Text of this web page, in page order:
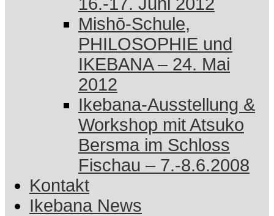
Mishō-Schule,
PHILOSOPHIE und
IKEBANA – 24. Mai
2012
Ikebana-Ausstellung &
Workshop mit Atsuko
Bersma im Schloss
Fischau – 7.-8.6.2008
Kontakt
Ikebana News